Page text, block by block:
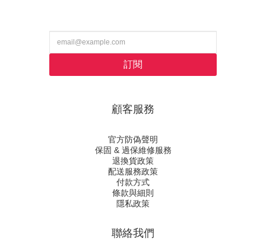
訂閱
顧客服務
官方防偽聲明
保固 & 過保維修服務
退換貨政策
配送服務政策
付款方式
條款與細則
隱私政策
聯絡我們